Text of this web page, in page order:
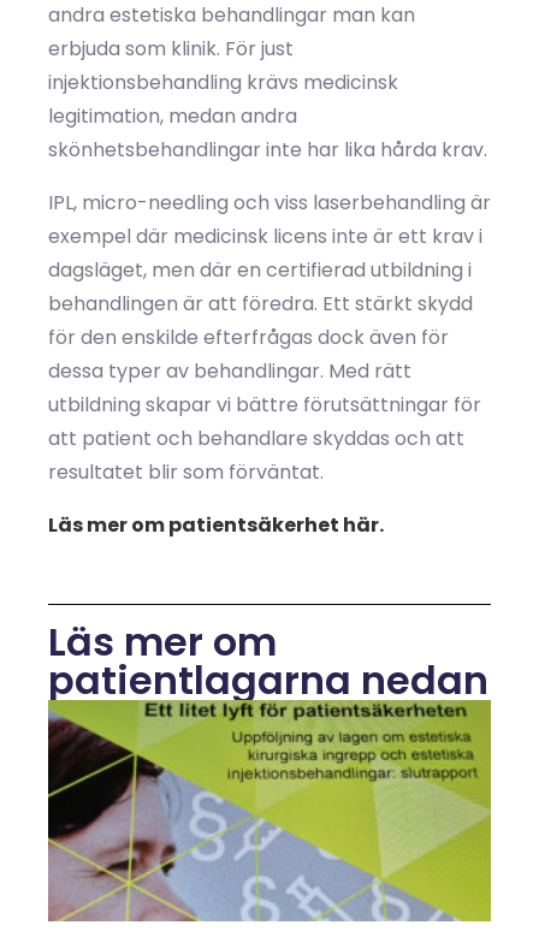
andra estetiska behandlingar man kan
erbjuda som klinik. För just
injektionsbehandling krävs medicinsk
legitimation, medan andra
skönhetsbehandlingar inte har lika hårda krav.
IPL, micro-needling och viss laserbehandling är
exempel där medicinsk licens inte är ett krav i
dagsläget, men där en certifierad utbildning i
behandlingen är att föredra. Ett stärkt skydd
för den enskilde efterfrågas dock även för
dessa typer av behandlingar. Med rätt
utbildning skapar vi bättre förutsättningar för
att patient och behandlare skyddas och att
resultatet blir som förväntat.
Läs mer om patientsäkerhet här.
Läs mer om
patientlagarna nedan